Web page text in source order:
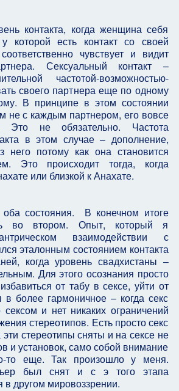
контакта, когда женщина себя
у которой есть контакт со своей
чувствует и видит
Сексуальный контакт –
частотой-возможностью-
своего партнера еще по одному
В принципе в этом состоянии
не с каждым партнером, его вовсе
не обязательно. Частота
в этом случае – дополнение,
него потому как она становится
Это происходит тогда, когда
или близкой к Анахате.
состояния. В конечном итоге
во втором. Опыт, который я
взаимодействии с
эталонным состоянием контакта
когда уровень свадхистаны –
Для этого осознания просто
от табу в сексе, уйти от
в более гармоничное – когда секс
сексом и нет никаких ограничений
стереотипов. Есть просто секс
эти стереотипы сняты и на сексе не
и установок, само собой внимание
то еще. Так произошло у меня.
был снят и с э того этапа
в другом мировоззрении.